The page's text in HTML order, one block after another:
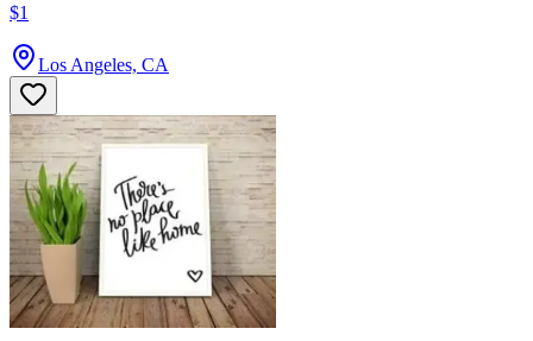
$1
Los Angeles, CA